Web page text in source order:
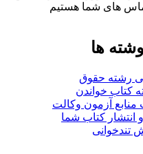
های شما هستیم
ها
رشته حقوق
کتاب خواندن
آزمون وکالت
انتشار کتاب شما
تندخوانی